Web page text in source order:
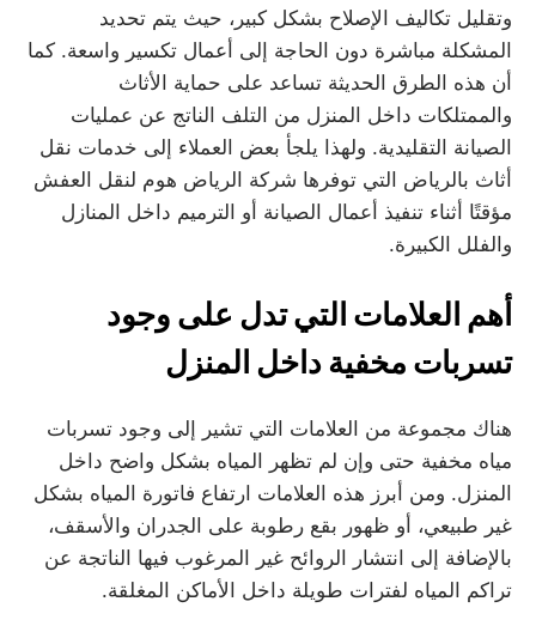
وتقليل تكاليف الإصلاح بشكل كبير، حيث يتم تحديد
المشكلة مباشرة دون الحاجة إلى أعمال تكسير واسعة. كما
أن هذه الطرق الحديثة تساعد على حماية الأثاث
والممتلكات داخل المنزل من التلف الناتج عن عمليات
الصيانة التقليدية. ولهذا يلجأ بعض العملاء إلى خدمات نقل
أثاث بالرياض التي توفرها شركة الرياض هوم لنقل العفش
مؤقتًا أثناء تنفيذ أعمال الصيانة أو الترميم داخل المنازل
والفلل الكبيرة.
أهم العلامات التي تدل على وجود
تسربات مخفية داخل المنزل
هناك مجموعة من العلامات التي تشير إلى وجود تسربات
مياه مخفية حتى وإن لم تظهر المياه بشكل واضح داخل
المنزل. ومن أبرز هذه العلامات ارتفاع فاتورة المياه بشكل
غير طبيعي، أو ظهور بقع رطوبة على الجدران والأسقف،
بالإضافة إلى انتشار الروائح غير المرغوب فيها الناتجة عن
تراكم المياه لفترات طويلة داخل الأماكن المغلقة.